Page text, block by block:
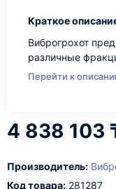
Краткое
Виброгрохот
различные
Перейти к
4 838 103
Производитель:
Код товара: 281287